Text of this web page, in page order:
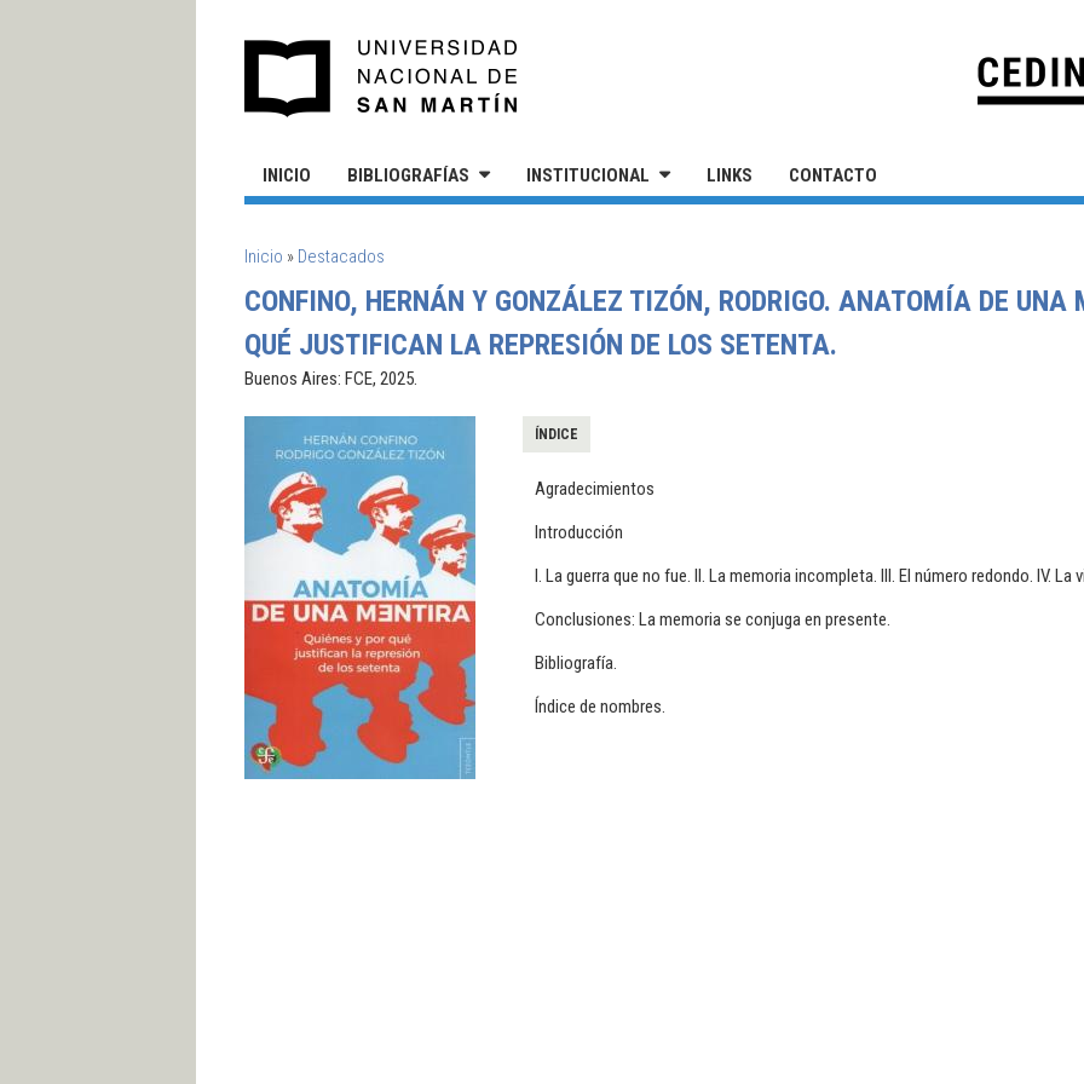
INICIO BIBLIOGRAFÍAS INSTITUCIONAL LINKS CONTACTO
SE ENCUENTRA USTED AQUÍ
Inicio » Destacados
CONFINO, HERNÁN Y GONZÁLEZ TIZÓN, RODRIGO. ANATOMÍA DE UNA
QUÉ JUSTIFICAN LA REPRESIÓN DE LOS SETENTA.
Buenos Aires: FCE, 2025.
ÍNDICE
Agradecimientos
Introducción
I. La guerra que no fue. II. La memoria incompleta. III. El número redondo. IV. La
Conclusiones: La memoria se conjuga en presente.
Bibliografía.
Índice de nombres.